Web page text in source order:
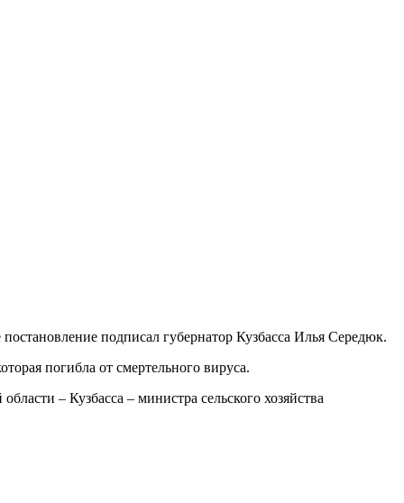
подписал губернатор Кузбасса Илья Середюк.
погибла от смертельного вируса.
– Кузбасса – министра сельского хозяйства